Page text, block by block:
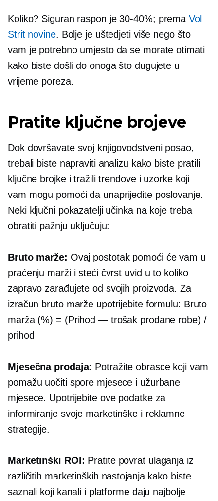
Koliko? Siguran raspon je30-40%; premaVol
Strit novine. Bolje je uštedjeti više nego što
vam je potrebno umjesto da se morate otimati
kako biste došli do onoga što dugujete u
vrijeme poreza.
Pratite ključne brojeve
Dok dovršavate svoj knjigovodstveni posao,
trebali biste napraviti analizu kako biste pratili
ključne brojke i tražili trendove i uzorke koji
vam mogu pomoći da unaprijedite poslovanje.
Neki ključni pokazatelji učinka na koje treba
obratiti pažnju uključuju:
Bruto marže: Ovaj postotak pomoći će vam u
praćenju marži i steći čvrst uvid u to koliko
zapravo zarađujete od svojih proizvoda. Za
izračun bruto marže upotrijebite formulu: Bruto
marža (%) = (Prihod — trošak prodane robe) /
prihod
Mjesečna prodaja: Potražite obrasce koji vam
pomažu uočiti spore mjesece i užurbane
mjesece. Upotrijebite ove podatke za
informiranje svoje marketinške i reklamne
strategije.
Marketinški ROI: Pratite povrat ulaganja iz
različitih marketinških nastojanja kako biste
saznali koji kanali i platforme daju najbolje